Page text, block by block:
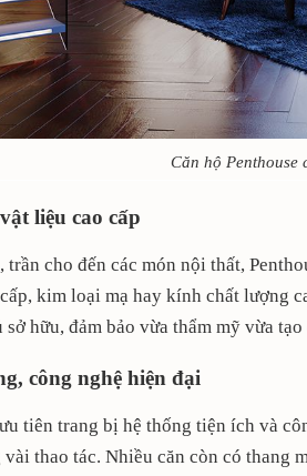
Căn hộ Penthouse
liệu cao cấp
trần cho đến các món nội thất,
kim loại mạ hay kính chất lượng
sở hữu, đảm bảo vừa thẩm mỹ vừa
công nghệ hiện đại
tiên trang bị hệ thống tiện ích và
thao tác. Nhiều căn còn có thang